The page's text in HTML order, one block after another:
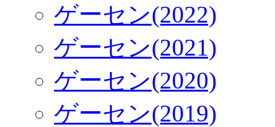
ゲーセン(2022)
ゲーセン(2021)
ゲーセン(2020)
ゲーセン(2019)